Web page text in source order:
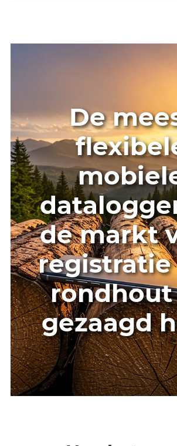
Zeer goed doordacht en
De
de markt
registratie
rondhout